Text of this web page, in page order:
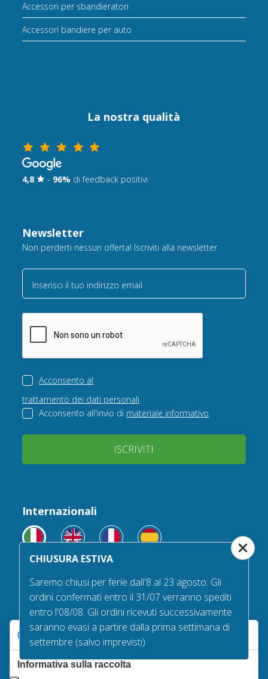
Accessori per sbandieratori
Accessori bandiere per auto
La nostra qualità
4,8 - 96% di feedback positivi
Newsletter
Non perderti nessun offerta! Iscriviti alla newsletter
Inserisci il tuo indirizzo email
Acconsento al
trattamento dei dati personali
Acconsento all'invio di materiale informativo
ISCRIVITI
Internazionali
Seguici su
CHIUSURA ESTIVA
Saremo chiusi per ferie dall'8 al 23 agosto. Gli
ordini confermati entro il 31/07 verranno spediti
entro l'08/08. Gli ordini ricevuti successivamente
saranno evasi a partire dalla prima settimana di
settembre (salvo imprevisti).
Le tue preferenze relative alla privacy
Informativa sulla raccolta